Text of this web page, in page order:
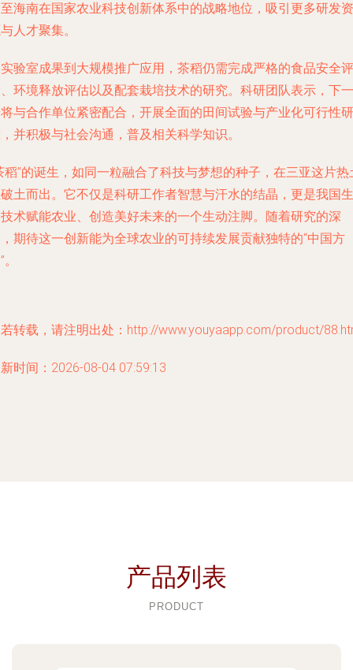
海南在国家农业科技创新体系中的战略地位，吸引更多研发资
人才聚集。
验室成果到大规模推广应用，茶稻仍需完成严格的食品安全评
环境释放评估以及配套栽培技术的研究。科研团队表示，下一
与合作单位紧密配合，开展全面的田间试验与产业化可行性研
并积极与社会沟通，普及相关科学知识。
稻”的诞生，如同一粒融合了科技与梦想的种子，在三亚这片热
土而出。它不仅是科研工作者智慧与汗水的结晶，更是我国生
术赋能农业、创造美好未来的一个生动注脚。随着研究的深
期待这一创新能为全球农业的可持续发展贡献独特的“中国方
转载，请注明出处：http://www.youyaapp.com/product/
时间：2026-08-04 07:59:13
产品列表
PRODUCT